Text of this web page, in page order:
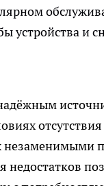
устройства и
незаменимыми
недостатков